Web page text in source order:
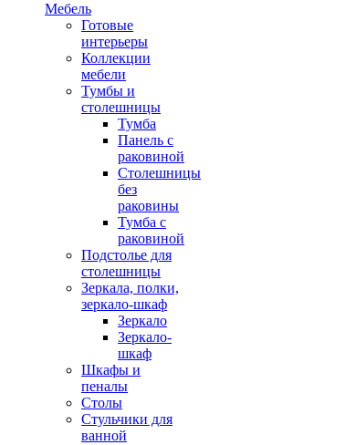
Мебель
Готовые
интерьеры
Коллекции
мебели
Тумбы и
столешницы
Тумба
Панель с
раковиной
Столешницы
без
раковины
Тумба с
раковиной
Подстолье для
столешницы
Зеркала, полки,
зеркало-шкаф
Зеркало
Зеркало-
шкаф
Шкафы и
пеналы
Столы
Стульчики для
ванной